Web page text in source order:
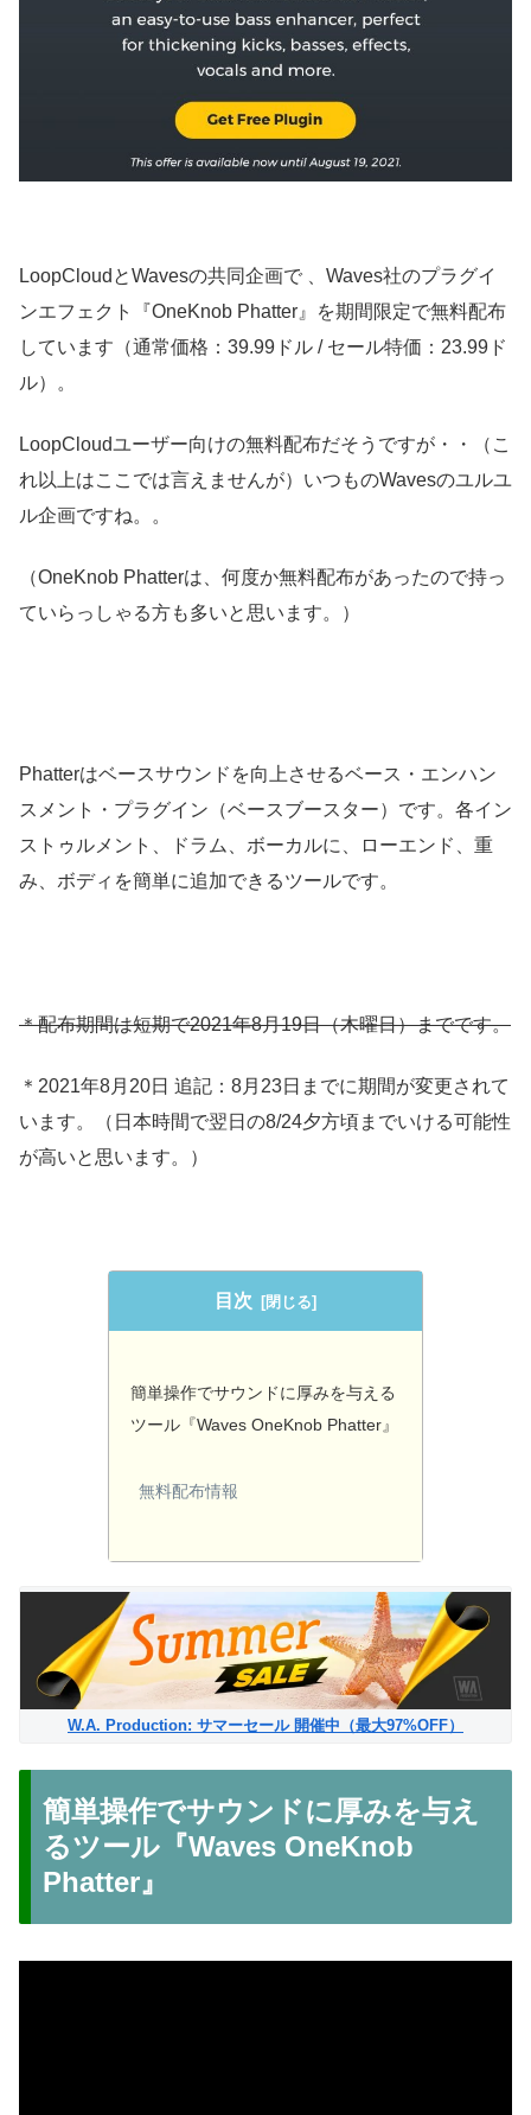
LoopCloudとWavesの共同企画で 、Waves社のプラグイ
ンエフェクト『OneKnob Phatter』を期間限定で無料配布
しています（通常価格：39.99ドル / セール特価：23.99ド
ル）。
LoopCloudユーザー向けの無料配布だそうですが・・（こ
れ以上はここでは言えませんが）いつものWavesのユルユ
ル企画ですね。。
（OneKnob Phatterは、何度か無料配布があったので持っ
ていらっしゃる方も多いと思います。）
Phatterはベースサウンドを向上させるベース・エンハン
スメント・プラグイン（ベースブースター）です。各イン
ストゥルメント、ドラム、ボーカルに、ローエンド、重
み、ボディを簡単に追加できるツールです。
＊配布期間は短期で2021年8月19日（木曜日）までです。
＊2021年8月20日 追記：8月23日までに期間が変更されて
います。（日本時間で翌日の8/24夕方頃までいける可能性
が高いと思います。）
目次
簡単操作でサウンドに厚みを与える
ツール『Waves OneKnob Phatter』
無料配布情報
W.A. Production: サマーセール 開催中（最大97%OFF）
簡単操作でサウンドに厚みを与え
るツール『Waves OneKnob
Phatter』